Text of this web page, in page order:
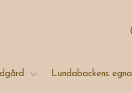
Lundabackens